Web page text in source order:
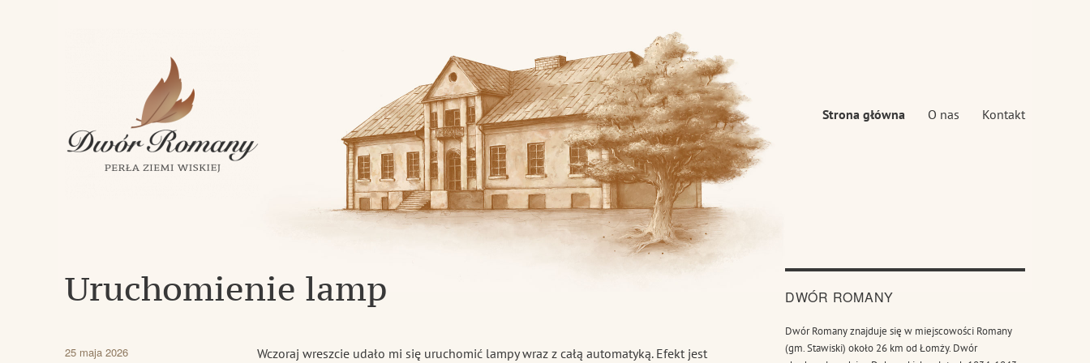
Dwór Romany – Perła Ziemi Wiskiej
Klasycystyczny dwór z 1843 roku w miejscowości Romany
Strona główna O nas Kontakt
Uruchomienie lamp
Wczoraj wreszcie udało mi się uruchomić lampy wraz z całą automatyką. Efekt jest
Data
25 maja 2026
DWÓR ROMANY
Dwór Romany znajduje się w miejscowości Romany
(gm. Stawiski) około 26 km od Łomży. Dwór